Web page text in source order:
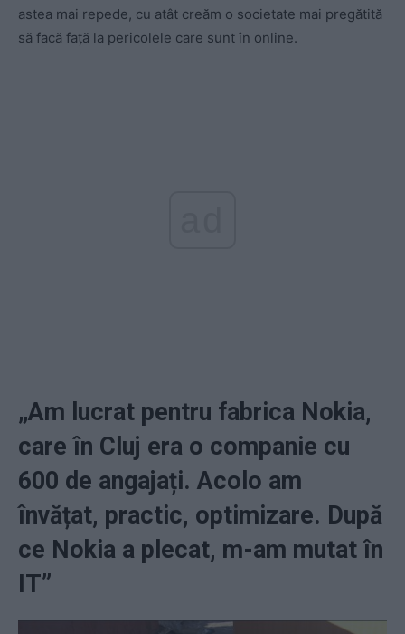
astea mai repede, cu atât creăm o societate mai pregătită
să facă față la pericolele care sunt în online.
„Am lucrat pentru fabrica Nokia,
care în Cluj era o companie cu
600 de angajați. Acolo am
învățat, practic, optimizare. După
ce Nokia a plecat, m-am mutat în
IT”